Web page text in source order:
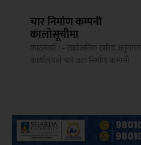
चार निर्माण कम्पनी
कालोसूचीमा
काठमाडौं ।– सार्वजनिक खरिद अनुगमन
कार्यालयले चार वटा निर्माण कम्पनी